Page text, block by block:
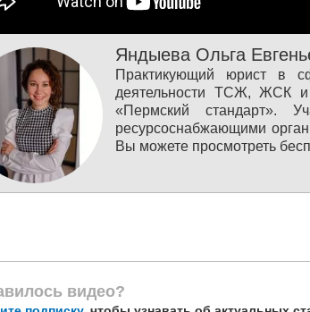
Яндыева Ольга
Практикующий юрист в
деятельности ТСЖ, ЖСК и
«Пермский стандарт».
ресурсоснабжающими
Вы можете просмотреть
видео?